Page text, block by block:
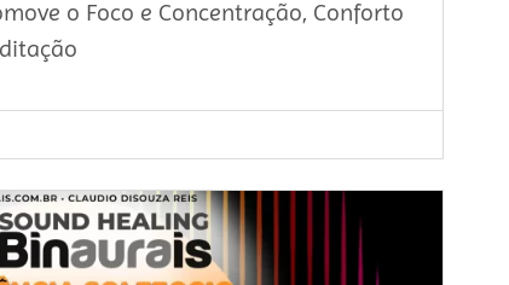
o Foco e Concentração, Conforto